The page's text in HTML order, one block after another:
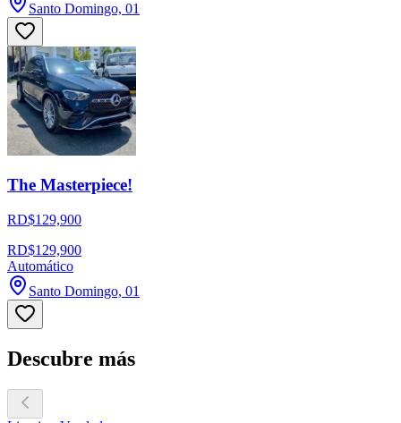
Santo Domingo, 01
The Masterpiece!
RD$129,900
RD$129,900
Automático
Santo Domingo, 01
Descubre más